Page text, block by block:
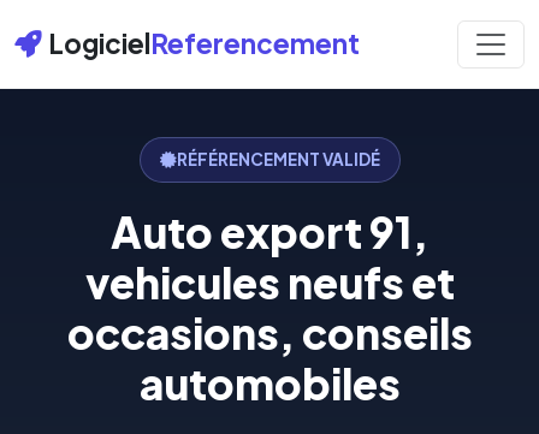
LogicielReferencement
RÉFÉRENCEMENT VALIDÉ
Auto export 91,
vehicules neufs et
occasions, conseils
automobiles